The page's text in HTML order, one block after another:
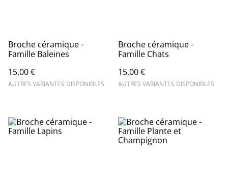
Broche céramique -
Famille Baleines
15,00 €
AUTRES VARIANTES DISPONIBLES
Broche céramique -
Famille Chats
15,00 €
AUTRES VARIANTES DISPONIBLES